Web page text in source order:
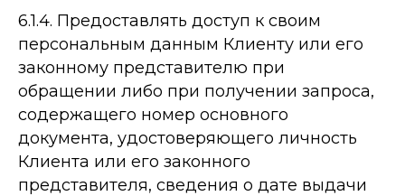
6.1.4. Предоставлять доступ к своим
персональным данным Клиенту или его
законному представителю при
обращении либо при получении запроса,
содержащего номер основного
документа, удостоверяющего личность
Клиента или его законного
представителя, сведения о дате выдачи